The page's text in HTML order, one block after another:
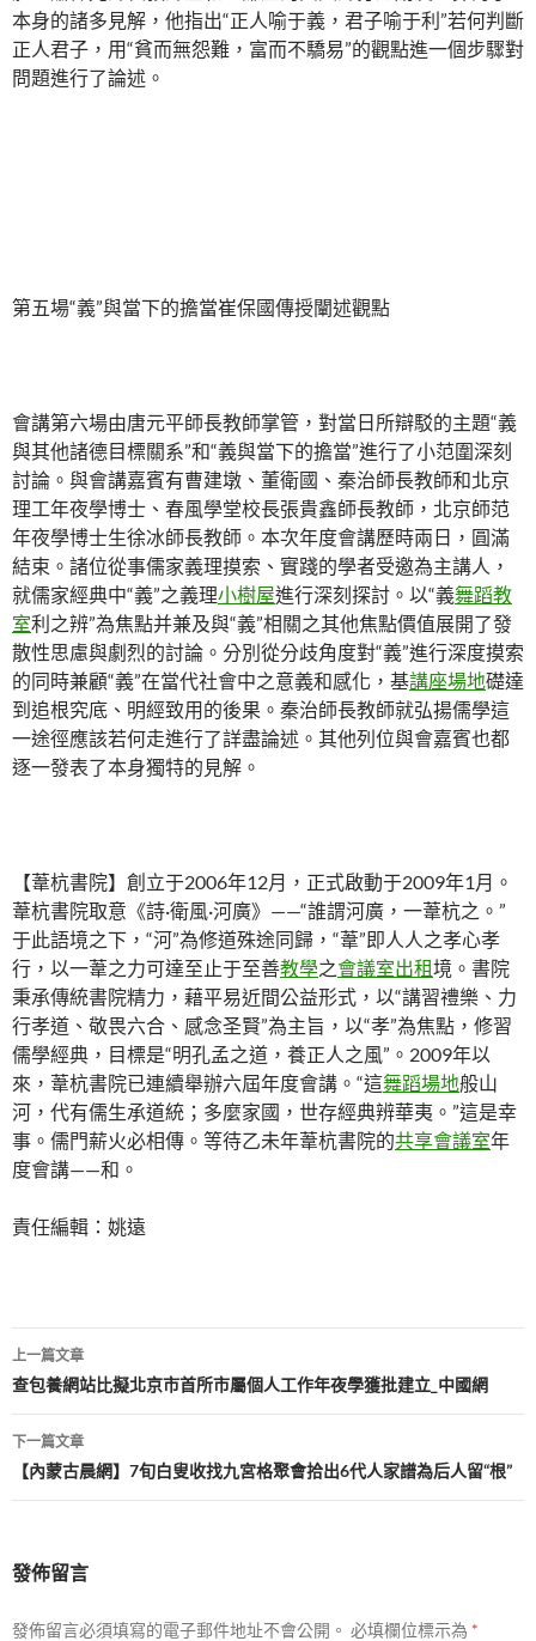
本身的諸多見解，他指出“正人喻于義，君子喻于利”若何判斷
正人君子，用“貧而無怨難，富而不驕易”的觀點進一個步驟對
問題進行了論述。
第五場“義”與當下的擔當崔保國傳授闡述觀點
會講第六場由唐元平師長教師掌管，對當日所辯駁的主題“義
與其他諸德目標關系”和“義與當下的擔當”進行了小范圍深刻
討論。與會講嘉賓有曹建墩、董衛國、秦治師長教師和北京
理工年夜學博士、春風學堂校長張貴鑫師長教師，北京師范
年夜學博士生徐冰師長教師。本次年度會講歷時兩日，圓滿
結束。諸位從事儒家義理摸索、實踐的學者受邀為主講人，
就儒家經典中“義”之義理小樹屋進行深刻探討。以“義舞蹈教
室利之辨”為焦點并兼及與“義”相關之其他焦點價值展開了發
散性思慮與劇烈的討論。分別從分歧角度對“義”進行深度摸索
的同時兼顧“義”在當代社會中之意義和感化，基講座場地礎達
到追根究底、明經致用的後果。秦治師長教師就弘揚儒學這
一途徑應該若何走進行了詳盡論述。其他列位與會嘉賓也都
逐一發表了本身獨特的見解。
【葦杭書院】創立于2006年12月，正式啟動于2009年1月。
葦杭書院取意《詩·衛風·河廣》——“誰謂河廣，一葦杭之。”
于此語境之下，“河”為修道殊途同歸，“葦”即人人之孝心孝
行，以一葦之力可達至止于至善教學之會議室出租境。書院
秉承傳統書院精力，藉平易近間公益形式，以“講習禮樂、力
行孝道、敬畏六合、感念圣賢”為主旨，以“孝”為焦點，修習
儒學經典，目標是“明孔孟之道，養正人之風”。2009年以
來，葦杭書院已連續舉辦六屆年度會講。“這舞蹈場地般山
河，代有儒生承道統；多麼家國，世存經典辨華夷。”這是幸
事。儒門薪火必相傳。等待乙未年葦杭書院的共享會議室年
度會講——和。
責任編輯：姚遠
文
章
導
覽
上一篇文章
查包養網站比擬北京市首所市屬個人工作年夜學獲批建立_中國網
下一篇文章
【內蒙古晨網】7旬白叟收找九宮格聚會拾出6代人家譜為后人留“根”
發佈留言
發佈留言必須填寫的電子郵件地址不會公開。 必填欄位標示為 *